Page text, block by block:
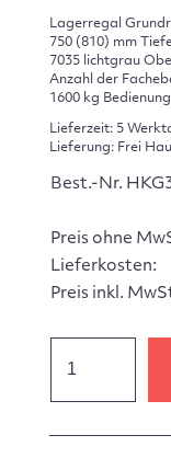
Lagerregal
750 (810) mm
7035 lichtgrau
Anzahl der
1600 kg
Lieferzeit: 5
Lieferung: Frei
Best.-Nr.
Preis ohne
Lieferkosten:
Preis inkl.